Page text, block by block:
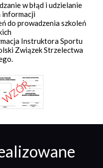
w błąd i udzielanie
informacji
do prowadzenia szkoleń
Instruktora Sportu
Związek Strzelectwa